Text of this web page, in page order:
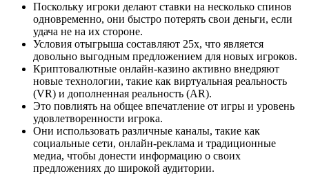
Поскольку игроки делают ставки на несколько спинов
одновременно, они быстро потерять свои деньги, если
удача не на их стороне.
Условия отыгрыша составляют 25x, что является
довольно выгодным предложением для новых игроков.
Криптовалютные онлайн-казино активно внедряют
новые технологии, такие как виртуальная реальность
(VR) и дополненная реальность (AR).
Это повлиять на общее впечатление от игры и уровень
удовлетворенности игрока.
Они использовать различные каналы, такие как
социальные сети, онлайн-реклама и традиционные
медиа, чтобы донести информацию о своих
предложениях до широкой аудитории.